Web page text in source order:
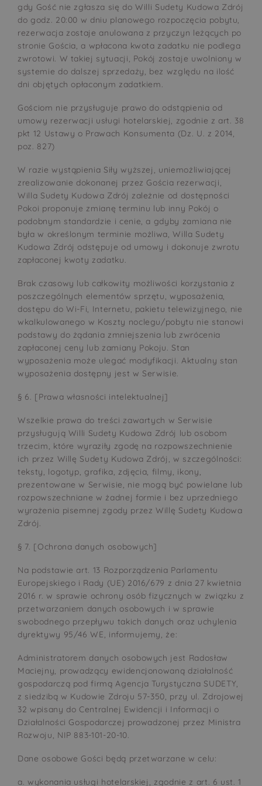
gdy Gość nie zgłasza się do Willi Sudety Kudowa Zdrój
do godz. 20:00 w dniu planowego rozpoczęcia pobytu,
rezerwacja zostaje anulowana z przyczyn leżących po
stronie Gościa, a wpłacona kwota zadatku nie podlega
zwrotowi. W takiej sytuacji, Pokój zostaje uwolniony w
systemie do dalszej sprzedaży, bez względu na ilość
dni objętych opłaconym zadatkiem.
Gościom nie przysługuje prawo do odstąpienia od
umowy rezerwacji usługi hotelarskiej, zgodnie z art. 38
pkt 12 Ustawy o Prawach Konsumenta (Dz. U. z 2014,
poz. 827)
W razie wystąpienia Siły wyższej, uniemożliwiającej
zrealizowanie dokonanej przez Gościa rezerwacji,
Willa Sudety Kudowa Zdrój zależnie od dostępności
Pokoi proponuje zmianę terminu lub inny Pokój o
podobnym standardzie i cenie, a gdyby zamiana nie
była w określonym terminie możliwa, Willa Sudety
Kudowa Zdrój odstępuje od umowy i dokonuje zwrotu
zapłaconej kwoty zadatku.
Brak czasowy lub całkowity możliwości korzystania z
poszczególnych elementów sprzętu, wyposażenia,
dostępu do Wi-Fi, Internetu, pakietu telewizyjnego, nie
wkalkulowanego w Koszty noclegu/pobytu nie stanowi
podstawy do żądania zmniejszenia lub zwrócenia
zapłaconej ceny lub zamiany Pokoju. Stan
wyposażenia może ulegać modyfikacji. Aktualny stan
wyposażenia dostępny jest w Serwisie.
§ 6. [Prawa własności intelektualnej]
Wszelkie prawa do treści zawartych w Serwisie
przysługują Willi Sudety Kudowa Zdrój lub osobom
trzecim, które wyraziły zgodę na rozpowszechnienie
ich przez Willę Sudety Kudowa Zdrój, w szczególności:
teksty, logotyp, grafika, zdjęcia, filmy, ikony,
prezentowane w Serwisie, nie mogą być powielane lub
rozpowszechniane w żadnej formie i bez uprzedniego
wyrażenia pisemnej zgody przez Willę Sudety Kudowa
Zdrój.
§ 7. [Ochrona danych osobowych]
Na podstawie art. 13 Rozporządzenia Parlamentu
Europejskiego i Rady (UE) 2016/679 z dnia 27 kwietnia
2016 r. w sprawie ochrony osób fizycznych w związku z
przetwarzaniem danych osobowych i w sprawie
swobodnego przepływu takich danych oraz uchylenia
dyrektywy 95/46 WE, informujemy, że:
Administratorem danych osobowych jest Radosław
Maciejny, prowadzący ewidencjonowaną działalność
gospodarczą pod firmą Agencja Turystyczna SUDETY,
z siedzibą w Kudowie Zdroju 57-350, przy ul. Zdrojowej
32 wpisany do Centralnej Ewidencji i Informacji o
Działalności Gospodarczej prowadzonej przez Ministra
Rozwoju, NIP 883-101-20-10.
Dane osobowe Gości będą przetwarzane w celu:
a. wykonania usługi hotelarskiej, zgodnie z art. 6 ust. 1